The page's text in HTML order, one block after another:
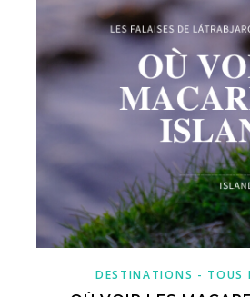
DESTINATIONS - TOUS